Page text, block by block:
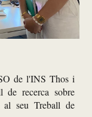
de l'INS Thos i
de recerca sobre
al seu Treball de